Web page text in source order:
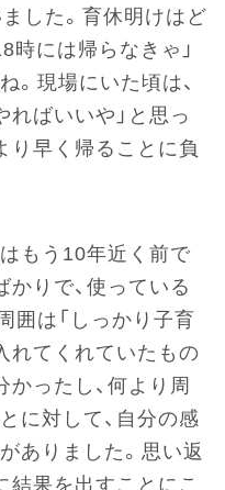
した。育休明けはど
時には帰らなきゃ」
。現場にいた頃は、
ればいいや」と思っ
り早く帰ることに負
もう10年近く前で
かりで、使っている
囲は「しっかり子育
れてくれていたもの
ったし、何より周
に対して、自分の感
ありました。思い返
結果を出すことにこ